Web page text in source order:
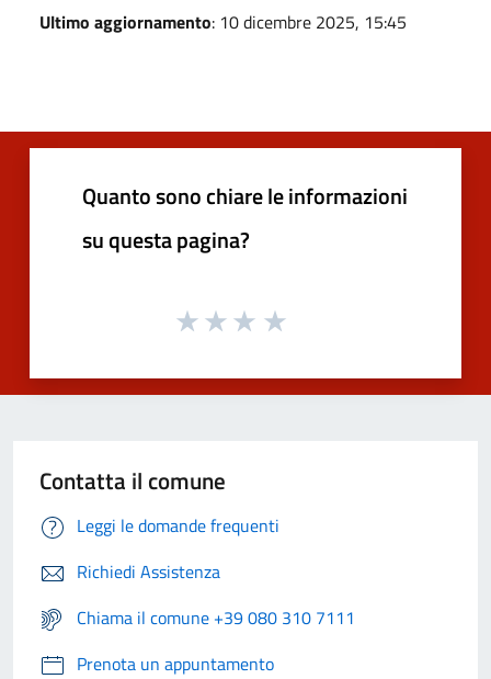
Ultimo aggiornamento: 10 dicembre 2025, 15:45
Quanto sono chiare le informazioni
su questa pagina?
Contatta il comune
Leggi le domande frequenti
Richiedi Assistenza
Chiama il comune +39 080 310 7111
Prenota un appuntamento